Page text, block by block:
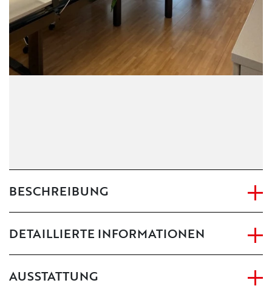
BESCHREIBUNG
DETAILLIERTE INFORMATIONEN
AUSSTATTUNG